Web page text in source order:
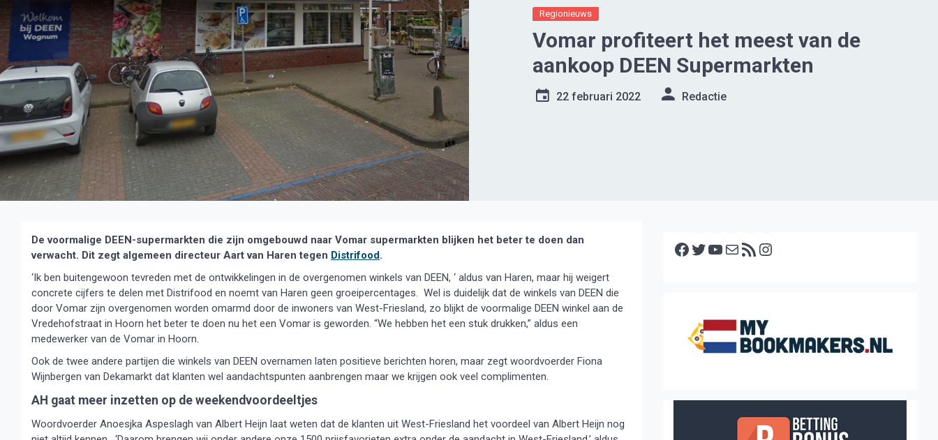
Regionieuws
Vomar profiteert het meest van de
aankoop DEEN Supermarkten
22 februari 2022 Redactie
De voormalige DEEN-supermarkten die zijn omgebouwd naar Vomar supermarkten blijken het beter te doen dan
verwacht. Dit zegt algemeen directeur Aart van Haren tegen Distrifood.
‘Ik ben buitengewoon tevreden met de ontwikkelingen in de overgenomen winkels van DEEN, ‘ aldus van Haren, maar hij weigert
concrete cijfers te delen met Distrifood en noemt van Haren geen groeipercentages. Wel is duidelijk dat de winkels van DEEN die
door Vomar zijn overgenomen worden omarmd door de inwoners van West-Friesland, zo blijkt de voormalige DEEN winkel aan de
Vredehofstraat in Hoorn het beter te doen nu het een Vomar is geworden. “We hebben het een stuk drukken,” aldus een
medewerker van de Vomar in Hoorn.
Ook de twee andere partijen die winkels van DEEN overnamen laten positieve berichten horen, maar zegt woordvoerder Fiona
Wijnbergen van Dekamarkt dat klanten wel aandachtspunten aanbrengen maar we krijgen ook veel complimenten.
AH gaat meer inzetten op de weekendvoordeeltjes
Woordvoerder Anoesjka Aspeslagh van Albert Heijn laat weten dat de klanten uit West-Friesland het voordeel van Albert Heijn nog
Facebook Twitter YouTube E-mail RSS feed